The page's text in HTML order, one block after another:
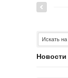
Новости